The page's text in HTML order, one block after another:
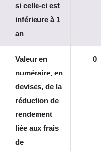
si celle-ci est
inférieure à 1
an
Valeur en
numéraire, en
devises, de la
réduction de
rendement
liée aux frais
de
0